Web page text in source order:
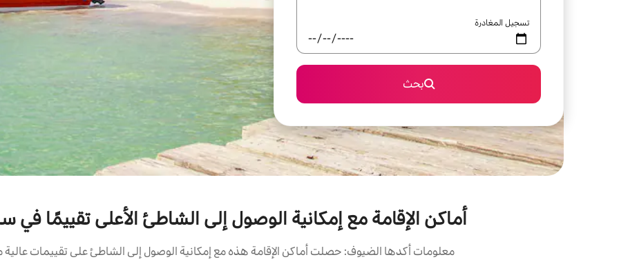
تسجيل المغادرة
بحث
أماكن الإقامة مع إمكانية الوصول إلى الشاطئ الأعلى تقييمًا
معلومات أكدها الضيوف: حصلت أماكن الإقامة هذه مع إمكانية الوصول إلى الشاطئ على تقييمات عالية